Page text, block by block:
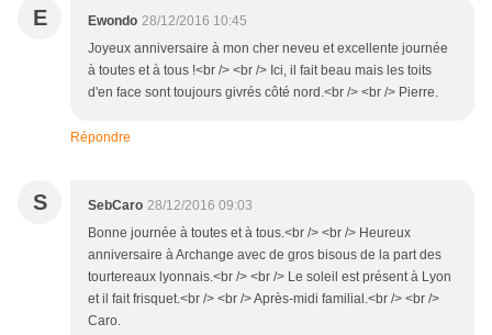
E Ewondo 28/12/2016 10:45
Joyeux anniversaire à mon cher neveu et excellente journée
à toutes et à tous !<br /> <br /> Ici, il fait beau mais les toits
d'en face sont toujours givrés côté nord.<br /> <br /> Pierre.
Répondre
S SebCaro 28/12/2016 09:03
Bonne journée à toutes et à tous.<br /> <br /> Heureux
anniversaire à Archange avec de gros bisous de la part des
tourtereaux lyonnais.<br /> <br /> Le soleil est présent à Lyon
et il fait frisquet.<br /> <br /> Après-midi familial.<br /> <br />
Caro.